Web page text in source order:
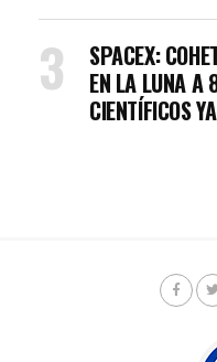
SPACEX:
EN LA LUNA
CIENTÍFICOS